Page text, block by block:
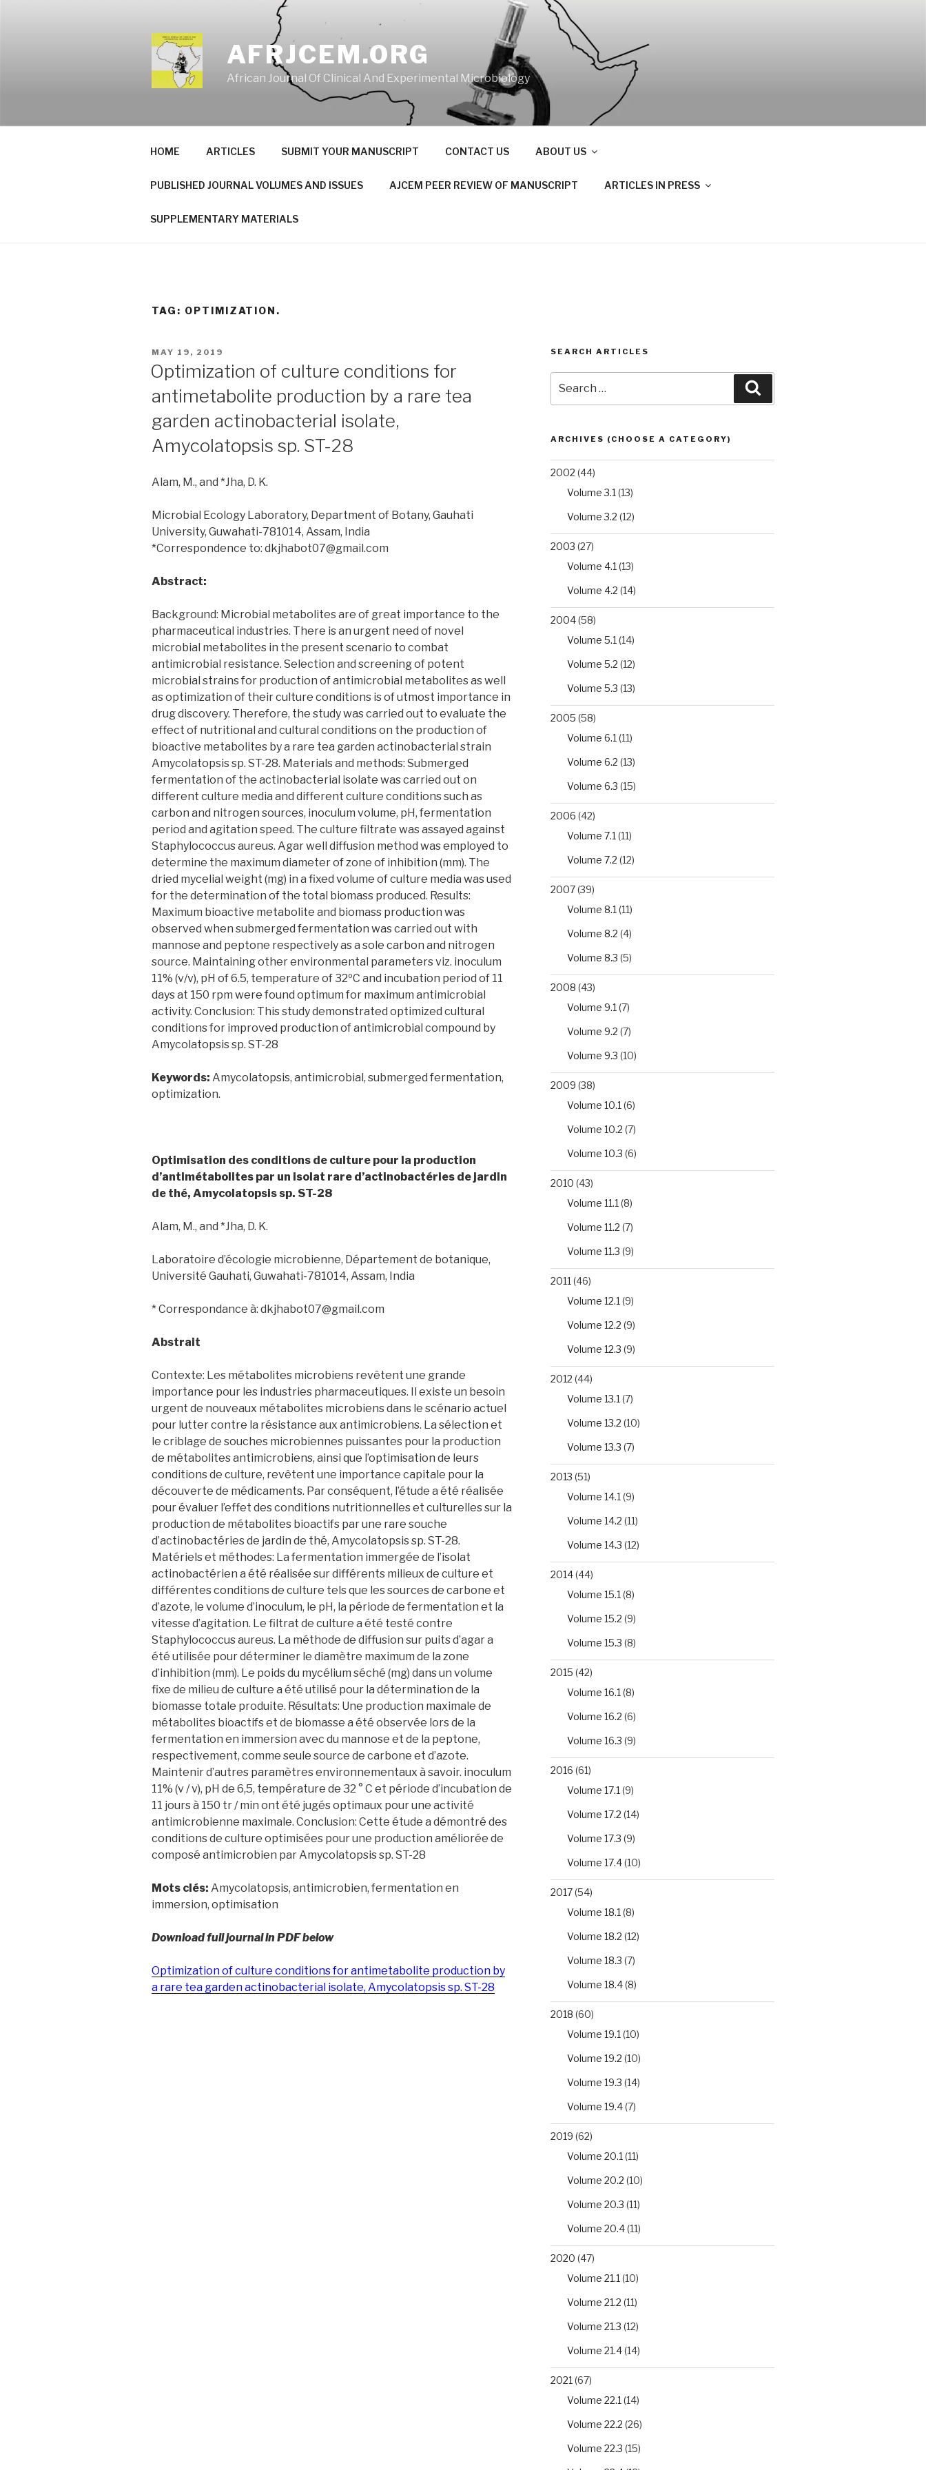
AFRJCEM.ORG
African Journal Of Clinical And Experimental Microbiology
HOME ARTICLES SUBMIT YOUR MANUSCRIPT CONTACT US ABOUT US
PUBLISHED JOURNAL VOLUMES AND ISSUES AJCEM PEER REVIEW OF MANUSCRIPT ARTICLES IN PRESS
SUPPLEMENTARY MATERIALS
TAG: OPTIMIZATION.
POSTED
MAY 19, 2019
Optimization of culture conditions for
antimetabolite production by a rare tea
garden actinobacterial isolate,
Amycolatopsis sp. ST-28
Alam, M., and *Jha, D. K.
Microbial Ecology Laboratory, Department of Botany, Gauhati
University, Guwahati-781014, Assam, India
*Correspondence to: dkjhabot07@gmail.com
Abstract:
Background: Microbial metabolites are of great importance to the
pharmaceutical industries. There is an urgent need of novel
microbial metabolites in the present scenario to combat
antimicrobial resistance. Selection and screening of potent
microbial strains for production of antimicrobial metabolites as well
as optimization of their culture conditions is of utmost importance in
drug discovery. Therefore, the study was carried out to evaluate the
effect of nutritional and cultural conditions on the production of
bioactive metabolites by a rare tea garden actinobacterial strain
Amycolatopsis sp. ST-28. Materials and methods: Submerged
fermentation of the actinobacterial isolate was carried out on
different culture media and different culture conditions such as
carbon and nitrogen sources, inoculum volume, pH, fermentation
period and agitation speed. The culture filtrate was assayed against
Staphylococcus aureus. Agar well diffusion method was employed to
determine the maximum diameter of zone of inhibition (mm). The
dried mycelial weight (mg) in a fixed volume of culture media was used
for the determination of the total biomass produced. Results:
Maximum bioactive metabolite and biomass production was
observed when submerged fermentation was carried out with
mannose and peptone respectively as a sole carbon and nitrogen
source. Maintaining other environmental parameters viz. inoculum
11% (v/v), pH of 6.5, temperature of 32ºC and incubation period of 11
days at 150 rpm were found optimum for maximum antimicrobial
activity. Conclusion: This study demonstrated optimized cultural
conditions for improved production of antimicrobial compound by
Amycolatopsis sp. ST-28
Keywords: Amycolatopsis, antimicrobial, submerged fermentation,
optimization.
Optimisation des conditions de culture pour la production
d’antimétabolites par un isolat rare d’actinobactéries de jardin
de thé, Amycolatopsis sp. ST-28
Alam, M., and *Jha, D. K.
Laboratoire d’écologie microbienne, Département de botanique,
Université Gauhati, Guwahati-781014, Assam, India
* Correspondance à: dkjhabot07@gmail.com
Abstrait
Contexte: Les métabolites microbiens revêtent une grande
importance pour les industries pharmaceutiques. Il existe un besoin
urgent de nouveaux métabolites microbiens dans le scénario actuel
pour lutter contre la résistance aux antimicrobiens. La sélection et
le criblage de souches microbiennes puissantes pour la production
de métabolites antimicrobiens, ainsi que l’optimisation de leurs
conditions de culture, revêtent une importance capitale pour la
découverte de médicaments. Par conséquent, l’étude a été réalisée
pour évaluer l’effet des conditions nutritionnelles et culturelles sur la
production de métabolites bioactifs par une rare souche
d’actinobactéries de jardin de thé, Amycolatopsis sp. ST-28.
Matériels et méthodes: La fermentation immergée de l’isolat
actinobactérien a été réalisée sur différents milieux de culture et
différentes conditions de culture tels que les sources de carbone et
d’azote, le volume d’inoculum, le pH, la période de fermentation et la
vitesse d’agitation. Le filtrat de culture a été testé contre
Staphylococcus aureus. La méthode de diffusion sur puits d’agar a
été utilisée pour déterminer le diamètre maximum de la zone
d’inhibition (mm). Le poids du mycélium séché (mg) dans un volume
fixe de milieu de culture a été utilisé pour la détermination de la
biomasse totale produite. Résultats: Une production maximale de
métabolites bioactifs et de biomasse a été observée lors de la
fermentation en immersion avec du mannose et de la peptone,
respectivement, comme seule source de carbone et d’azote.
Maintenir d’autres paramètres environnementaux à savoir. inoculum
11% (v / v), pH de 6,5, température de 32 ° C et période d’incubation de
11 jours à 150 tr / min ont été jugés optimaux pour une activité
antimicrobienne maximale. Conclusion: Cette étude a démontré des
conditions de culture optimisées pour une production améliorée de
composé antimicrobien par Amycolatopsis sp. ST-28
Mots clés: Amycolatopsis, antimicrobien, fermentation en
immersion, optimisation
Download full journal in PDF below
Optimization of culture conditions for antimetabolite production by
a rare tea garden actinobacterial isolate, Amycolatopsis sp. ST-28
SEARCH ARTICLES
for:
ARCHIVES (CHOOSE A CATEGORY)
2002 (44)
Volume 3.1 (13)
Volume 3.2 (12)
2003 (27)
Volume 4.1 (13)
Volume 4.2 (14)
2004(58)
Volume 5.1 (14)
Volume 5.2 (12)
Volume 5.3 (13)
2005 (58)
Volume 6.1 (11)
Volume 6.2 (13)
Volume 6.3 (15)
2006 (42)
Volume 7.1 (11)
Volume 7.2 (12)
2007(39)
Volume 8.1 (11)
Volume 8.2 (4)
Volume 8.3 (5)
2008 (43)
Volume 9.1 (7)
Volume 9.2 (7)
Volume 9.3 (10)
2009 (38)
Volume 10.1 (6)
Volume 10.2 (7)
Volume 10.3 (6)
2010 (43)
Volume 11.1 (8)
Volume 11.2 (7)
Volume 11.3 (9)
2011 (46)
Volume 12.1 (9)
Volume 12.2 (9)
Volume 12.3 (9)
2012 (44)
Volume 13.1 (7)
Volume 13.2 (10)
Volume 13.3 (7)
2013 (51)
Volume 14.1 (9)
Volume 14.2 (11)
Volume 14.3 (12)
2014(44)
Volume 15.1 (8)
Volume 15.2 (9)
Volume 15.3 (8)
2015 (42)
Volume 16.1 (8)
Volume 16.2 (6)
Volume 16.3 (9)
2016 (61)
Volume 17.1 (9)
Volume 17.2 (14)
Volume 17.3 (9)
Volume 17.4(10)
2017(54)
Volume 18.1 (8)
Volume 18.2 (12)
Volume 18.3 (7)
Volume 18.4(8)
2018 (60)
Volume 19.1 (10)
Volume 19.2 (10)
Volume 19.3 (14)
Volume 19.4(7)
2019 (62)
Volume 20.1 (11)
Volume 20.2 (10)
Volume 20.3 (11)
Volume 20.4(11)
2020 (47)
Volume 21.1 (10)
Volume 21.2 (11)
Volume 21.3 (12)
Volume 21.4(14)
2021 (67)
Volume 22.1 (14)
Volume 22.2 (26)
Volume 22.3 (15)